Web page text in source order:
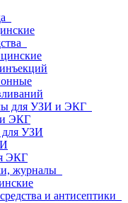
для УЗИ и ЭКГ
ЭКГ
для УЗИ
ЭКГ
журналы
и антисептики